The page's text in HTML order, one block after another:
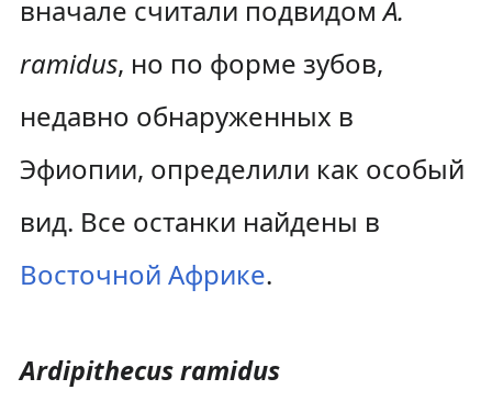
вначале считали подвидомA.
ramidus, но по форме зубов,
недавно обнаруженных в
Эфиопии, определили как особый
вид. Все останки найдены в
Восточной Африке.
Ardipithecus ramidus